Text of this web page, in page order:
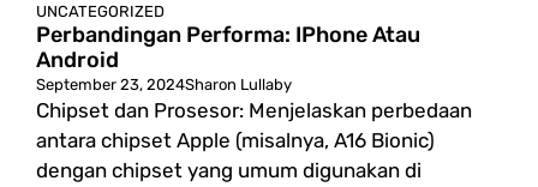
UNCATEGORIZED
Perbandingan Performa: IPhone Atau
Android
September 23, 2024Sharon Lullaby
Chipset dan Prosesor: Menjelaskan perbedaan
antara chipset Apple (misalnya, A16 Bionic)
dengan chipset yang umum digunakan di